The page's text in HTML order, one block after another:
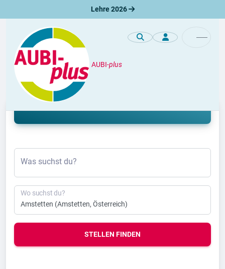
Lehre 2026
AUBI-plus
Lehre
Lehrstelle Amstetten 2026 & 2027
Was suchst du?
Wo suchst du?
STELLEN FINDEN